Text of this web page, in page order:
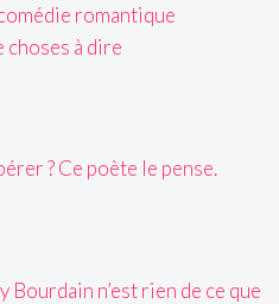
romantique
choses à dire
? Ce poète le pense.
Bourdain n’est rien de ce que